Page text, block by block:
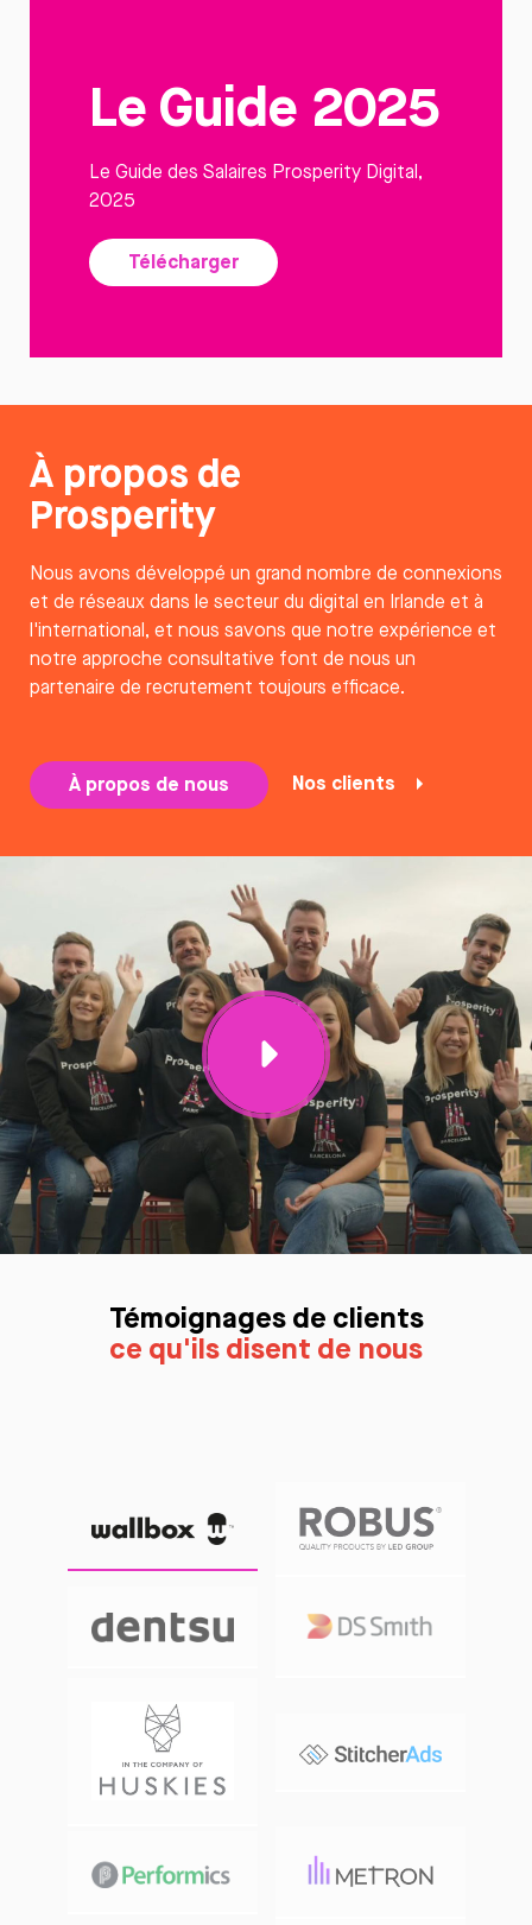
Le Guide 2025
Le Guide des Salaires Prosperity Digital,
2025
Télécharger
À propos de
Prosperity
Nous avons développé un grand nombre de connexions
et de réseaux dans le secteur du digital en Irlande et à
l'international, et nous savons que notre expérience et
notre approche consultative font de nous un
partenaire de recrutement toujours efficace.
À propos de nous Nos clients
Témoignages de clients
ce qu'ils disent de nous